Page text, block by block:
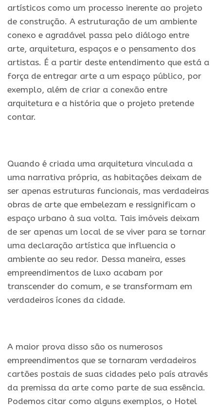
artísticos como um processo inerente ao projeto
de construção. A estruturação de um ambiente
conexo e agradável passa pelo diálogo entre
arte, arquitetura, espaços e o pensamento dos
artistas. É a partir deste entendimento que está a
força de entregar arte a um espaço público, por
exemplo, além de criar a conexão entre
arquitetura e a história que o projeto pretende
contar.
Quando é criada uma arquitetura vinculada a
uma narrativa própria, as habitações deixam de
ser apenas estruturas funcionais, mas verdadeiras
obras de arte que embelezam e ressignificam o
espaço urbano à sua volta. Tais imóveis deixam
de ser apenas um local de se viver para se tornar
uma declaração artística que influencia o
ambiente ao seu redor. Dessa maneira, esses
empreendimentos de luxo acabam por
transcender do comum, e se transformam em
verdadeiros ícones da cidade.
A maior prova disso são os numerosos
empreendimentos que se tornaram verdadeiros
cartões postais de suas cidades pelo país através
da premissa da arte como parte de sua essência.
Podemos citar como alguns exemplos, o Hotel